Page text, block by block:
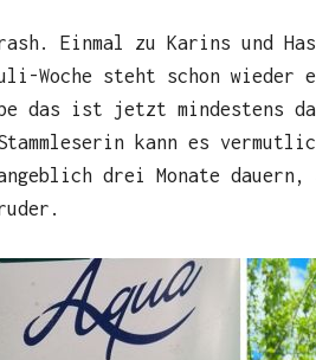
Einmal zu Karins und
Woche steht schon wieder
das ist jetzt mindestens
kann es
drei Monate dauern,